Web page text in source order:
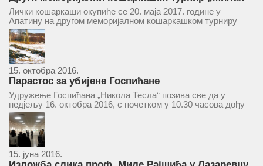
Маљковић Маљак“ у Апатину 20. маја 2017.
Лички кошаркаши окупиће се 20. маја 2017. године у
Апатину на другом меморијалном кошаркашком турниру
„Милан Маљковић Маљак“. Као и прошле године,
учествоваће екипе Госпића, Личког Осика, Плашког, као и
комбинована екипа кошаркаша из...
15. октобра 2016.
Парастос за убијене Госпићане
Удружење Госпићана „Никола Тесла“ позива све да у
недјељу 16. октобра 2016, с почетком у 10.30 часова дођу
у цркву Светог оца Николаја у Борчи (Улица Вука Караџића
1), гдје ће бити служен парастос за...
15. јуна 2016.